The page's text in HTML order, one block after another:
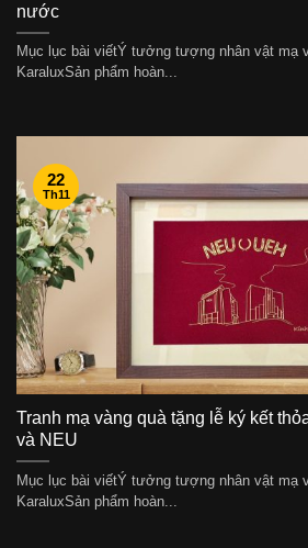
nước
Mục lục bài viếtÝ tưởng tượng nhân vật mạ
KaraluxSản phẩm hoàn...
Tranh mạ vàng quà tặng lễ ký kết
và NEU
Mục lục bài viếtÝ tưởng tượng nhân vật mạ
KaraluxSản phẩm hoàn...
22
Th11